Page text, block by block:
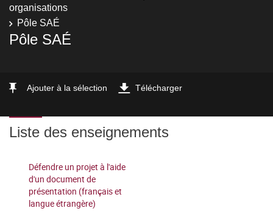
organisations
Pôle SAÉ
Pôle SAÉ
Ajouter à la sélection Télécharger
Liste des enseignements
Défendre un projet à l'aide
d'un document de
présentation (français et
langue étrangère)